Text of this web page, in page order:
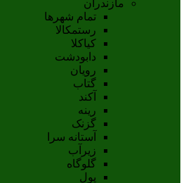
مازندران
تمام شهر‌ها
رستمکالا
کیاکلا
دابودشت
رویان
گتاب
آکند
رینه
گزنک
آستانه سرا
زیرآب
گلوگاه
پول